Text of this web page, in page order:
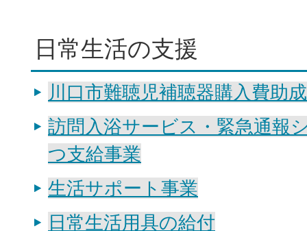
日常生活の支援
川口市難聴児補聴器購入費助成
訪問入浴サービス・緊急通報
つ支給事業
生活サポート事業
日常生活用具の給付